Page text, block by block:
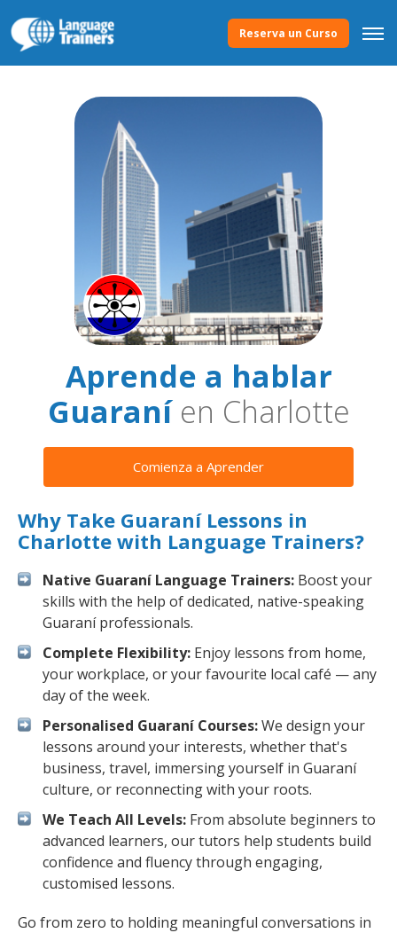
Reserva un Curso
Aprende a hablar
Guaraníen Charlotte
Comienza a Aprender
Why Take Guaraní Lessons in
Charlotte with Language Trainers?
Native Guaraní Language Trainers: Boost your
skills with the help of dedicated, native-speaking
Guaraní professionals.
Complete Flexibility: Enjoy lessons from home,
your workplace, or your favourite local café — any
day of the week.
Personalised Guaraní Courses:We design your
lessons around your interests, whether that's
business, travel, immersing yourself in Guaraní
culture, or reconnecting with your roots.
We Teach All Levels: From absolute beginners to
advanced learners, our tutors help students build
confidence and fluency through engaging,
customised lessons.
Go from zero to holding meaningful conversations in